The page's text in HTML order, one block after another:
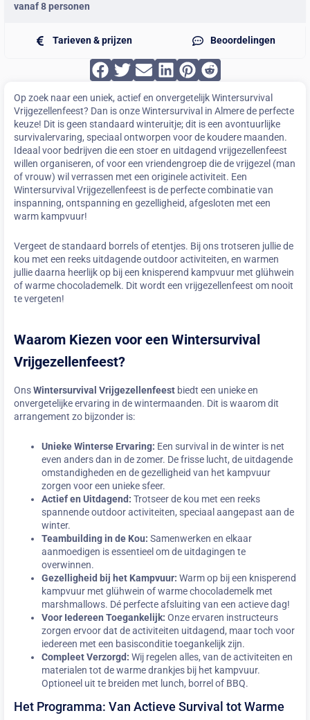
Op zoek naar een uniek, actief en onvergetelijk Wintersurvival
Vrijgezellenfeest? Dan is onze Wintersurvival in Almere de perfecte
keuze! Dit is geen standaard winteruitje; dit is een avontuurlijke
survivalervaring, speciaal ontworpen voor de koudere maanden.
Ideaal voor bedrijven die een stoer en uitdagend vrijgezellenfeest
willen organiseren, of voor een vriendengroep die de vrijgezel (man
of vrouw) wil verrassen met een originele activiteit. Een
Wintersurvival Vrijgezellenfeest is de perfecte combinatie van
inspanning, ontspanning en gezelligheid, afgesloten met een
warm kampvuur!
Vergeet de standaard borrels of etentjes. Bij ons trotseren jullie de
kou met een reeks uitdagende outdoor activiteiten, en warmen
jullie daarna heerlijk op bij een knisperend kampvuur met glühwein
of warme chocolademelk. Dit wordt een vrijgezellenfeest om nooit
te vergeten!
Waarom Kiezen voor een Wintersurvival
Vrijgezellenfeest?
OnsWintersurvival Vrijgezellenfeest biedt een unieke en
onvergetelijke ervaring in de wintermaanden. Dit is waarom dit
arrangement zo bijzonder is:
Unieke Winterse Ervaring: Een survival in de winter is net
even anders dan in de zomer. De frisse lucht, de uitdagende
omstandigheden en de gezelligheid van het kampvuur
zorgen voor een unieke sfeer.
Actief en Uitdagend: Trotseer de kou met een reeks
spannende outdoor activiteiten, speciaal aangepast aan de
winter.
Teambuilding in de Kou: Samenwerken en elkaar
aanmoedigen is essentieel om de uitdagingen te
overwinnen.
Gezelligheid bij het Kampvuur: Warm op bij een knisperend
kampvuur met glühwein of warme chocolademelk met
marshmallows. Dé perfecte afsluiting van een actieve dag!
Voor Iedereen Toegankelijk: Onze ervaren instructeurs
zorgen ervoor dat de activiteiten uitdagend, maar toch voor
iedereen met een basisconditie toegankelijk zijn.
Compleet Verzorgd: Wij regelen alles, van de activiteiten en
materialen tot de warme drankjes bij het kampvuur.
Optioneel uit te breiden met lunch, borrel of BBQ.
Het Programma: Van Actieve Survival tot Warme
vanaf 8 personen
Tarieven & prijzen Beoordelingen